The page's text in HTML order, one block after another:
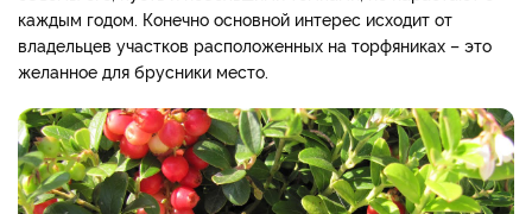
каждым годом. Конечно основной интерес исходит от
владельцев участков расположенных на торфяниках – это
желанное для брусники место.